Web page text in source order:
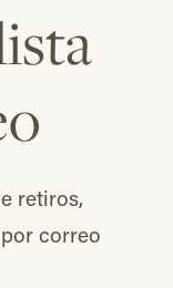
retiros,
correo